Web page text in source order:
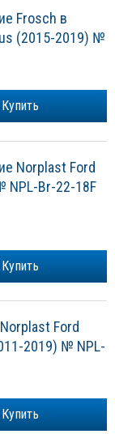
Frosch в
(2015-2019) №
Купить
Norplast Ford
NPL-Br-22-18F
Купить
Ford
2019) № NPL-
Купить